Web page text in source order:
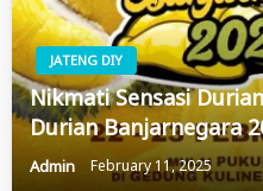
JATENG DIY
Nikmati Sensasi
Durian Banjarnegara
Admin February 11, 2025